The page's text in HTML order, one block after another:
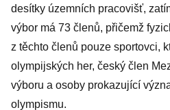
desítky územních pracovišť,
výbor má 73 členů, přičemž
z těchto členů pouze sportovci,
olympijských her, český člen
výboru a osoby prokazující
olympismu.